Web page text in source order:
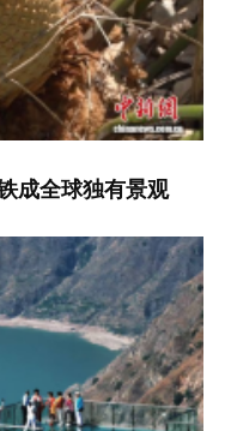
成全球独有景观